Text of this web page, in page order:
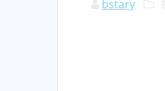
bstary